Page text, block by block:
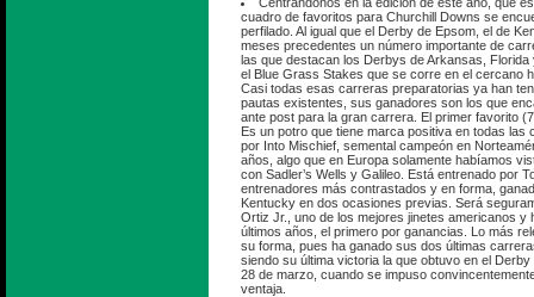
cuadro de favoritos para Churchill Downs se
perfilado. Al igual que el Derby de Epsom, el de
meses precedentes un número importante de
las que destacan los Derbys de Arkansas, Florida
el Blue Grass Stakes que se corre en el cercano
Casi todas esas carreras preparatorias ya han
pautas existentes, sus ganadores son los que
ante post para la gran carrera. El primer favorito
Es un potro que tiene marca positiva en todas las
por Into Mischief, semental campeón en
años, algo que en Europa solamente habíamos
con Sadler’s Wells y Galileo. Está entrenado por
entrenadores más contrastados y en forma,
Kentucky en dos ocasiones previas. Será
Ortiz Jr., uno de los mejores jinetes americanos y
últimos años, el primero por ganancias. Lo más
su forma, pues ha ganado sus dos últimas
siendo su última victoria la que obtuvo en el
28 de marzo, cuando se impuso
ventaja.